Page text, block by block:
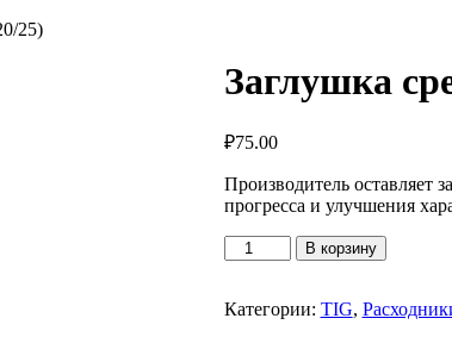
25)
Заглушка
₽75.00
Производитель оставляет
прогресса и улучшения
Количество
товара
средняя
В корзину
Категории: TIG,